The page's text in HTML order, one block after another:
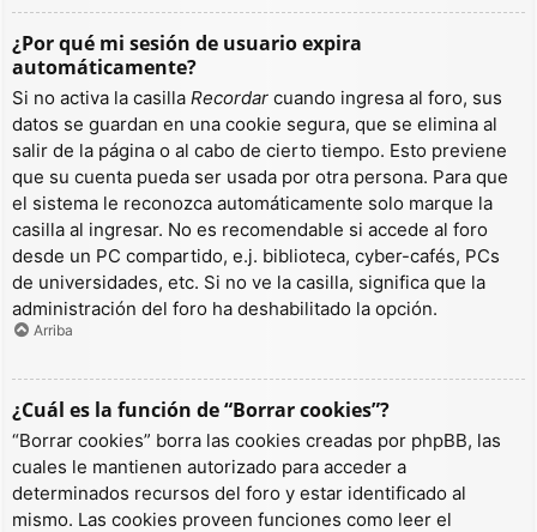
¿Por qué mi sesión de usuario expira
automáticamente?
Si no activa la casilla Recordar cuando ingresa al foro, sus
datos se guardan en una cookie segura, que se elimina al
salir de la página o al cabo de cierto tiempo. Esto previene
que su cuenta pueda ser usada por otra persona. Para que
el sistema le reconozca automáticamente solo marque la
casilla al ingresar. No es recomendable si accede al foro
desde un PC compartido, e.j. biblioteca, cyber-cafés, PCs
de universidades, etc. Si no ve la casilla, significa que la
administración del foro ha deshabilitado la opción.
Arriba
¿Cuál es la función de “Borrar cookies”?
“Borrar cookies” borra las cookies creadas por phpBB, las
cuales le mantienen autorizado para acceder a
determinados recursos del foro y estar identificado al
mismo. Las cookies proveen funciones como leer el